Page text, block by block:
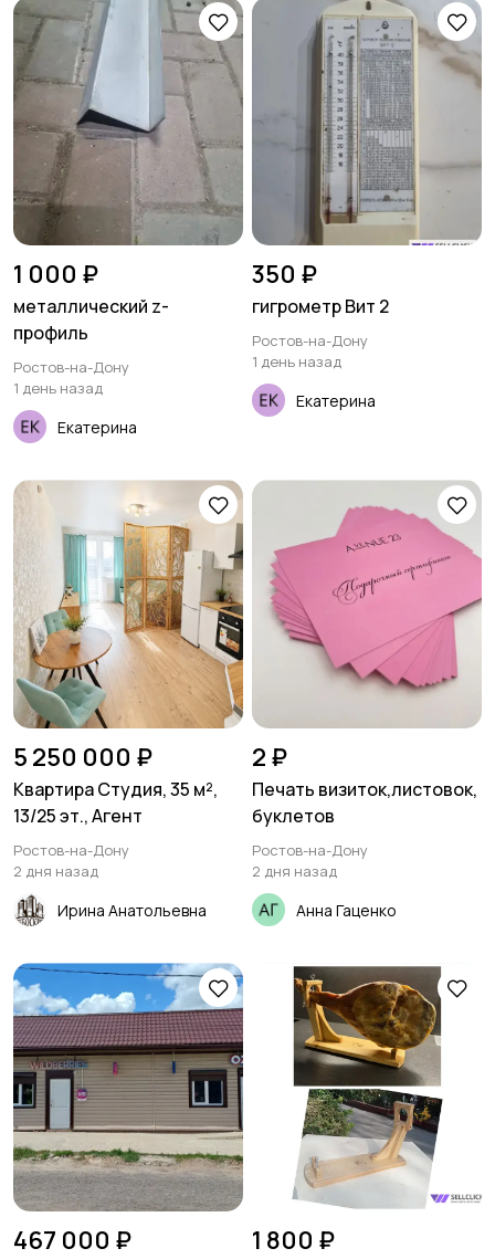
1 000 ₽
металлический z-
профиль
Ростов-на-Дону
1 день назад
Екатерина
350 ₽
гигрометр Вит 2
Ростов-на-Дону
1 день назад
Екатерина
5 250 000 ₽
Квартира Студия, 35 м²,
13/25 эт., Агент
Ростов-на-Дону
2 дня назад
Ирина Анатольевна
2 ₽
Печать визиток,листовок,
буклетов
Ростов-на-Дону
2 дня назад
Анна Гаценко
467 000 ₽ 1 800 ₽